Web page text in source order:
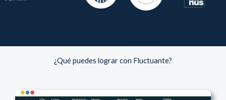
¿Qué puedes lograr con Fluctuante?